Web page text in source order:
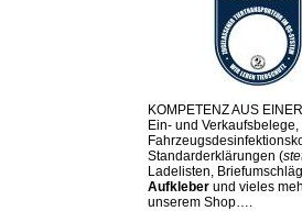
KOMPETENZ AUS
Ein- und Verkaufsbelege,
Standarderklärungen (
Ladelisten,
Aufkleber und vieles
unserem Shop….